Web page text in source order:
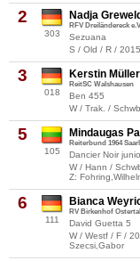
2
303
Nadja
RFV Dreiländereck e.V
Sezuana
S / Old / R /
3
018
Kerstin
ReitSC Walshausen
Ben 455
W / Trak. /
5
105
Mindaugas
Reiterbund 1964
Dancier Noir
W / Hann /
Z:
6
111
Bianca
RV Birkenhof Ostertal
David Guetta 5
W / Westf / F /
Szecsi,Gabor